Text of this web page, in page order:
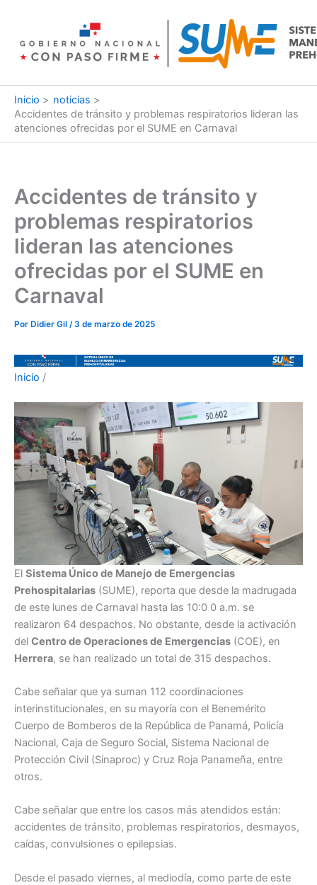
contenido
Inicio
noticias
Accidentes de tránsito y problemas respiratorios lideran las
atenciones ofrecidas por el SUME en Carnaval
Accidentes de tránsito y
problemas respiratorios
lideran las atenciones
ofrecidas por el SUME en
Carnaval
Por Didier Gil /3 de marzo de 2025
Inicio /
El Sistema Único de Manejo de Emergencias
Prehospitalarias (SUME), reporta que desde la madrugada
de este lunes de Carnaval hasta las 10:0 0 a.m. se
realizaron 64 despachos. No obstante, desde la activación
del Centro de Operaciones de Emergencias (COE), en
Herrera, se han realizado un total de 315 despachos.
Cabe señalar que ya suman 112 coordinaciones
interinstitucionales, en su mayoría con el Benemérito
Cuerpo de Bomberos de la República de Panamá, Policía
Nacional, Caja de Seguro Social, Sistema Nacional de
Protección Civil (Sinaproc) y Cruz Roja Panameña, entre
otros.
Cabe señalar que entre los casos más atendidos están:
accidentes de tránsito, problemas respiratorios, desmayos,
caídas, convulsiones o epilepsias.
Desde el pasado viernes, al mediodía, como parte de este